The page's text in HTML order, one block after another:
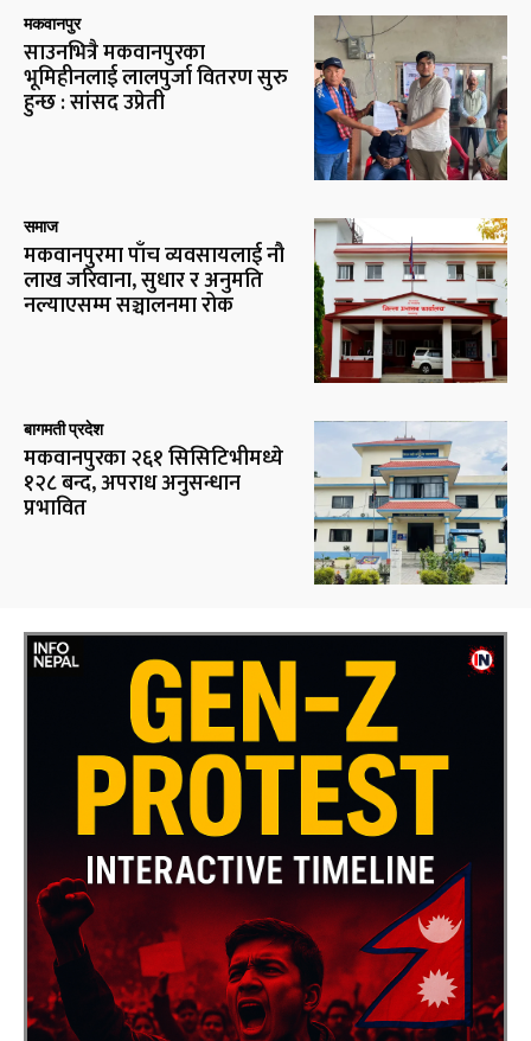
मकवानपुर
साउनभित्रै मकवानपुरका
भूमिहीनलाई लालपुर्जा वितरण सुरु
हुन्छ : सांसद उप्रेती
समाज
मकवानपुरमा पाँच व्यवसायलाई नौ
लाख जरिवाना, सुधार र अनुमति
नल्याएसम्म सञ्चालनमा रोक
बागमती प्रदेश
मकवानपुरका २६१ सिसिटिभीमध्ये
१२८ बन्द, अपराध अनुसन्धान
प्रभावित